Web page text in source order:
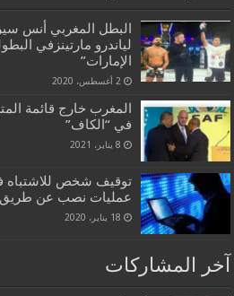
البطل المغربي أنس
لياندرو مارتينزفي
الإمارات”
2 أغسطس، 2020
المغرب خارج قائمة
في “الكاف”
8 يناير، 2021
توقيف شخص للاشتباه
عمليات نصب عن طريق
18 يناير، 2020
آخر المشاركات